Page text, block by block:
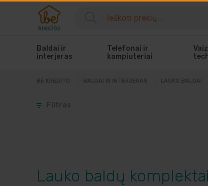
Baldai ir
interjeras
Telefonai ir
kompiuteriai
Lauko baldų